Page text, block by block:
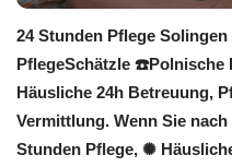
24 Stunden Pflege
PflegeSchätzle ☎️Polnische
Häusliche 24h Betreuung,
Vermittlung. Wenn Sie
Stunden Pflege, ✺